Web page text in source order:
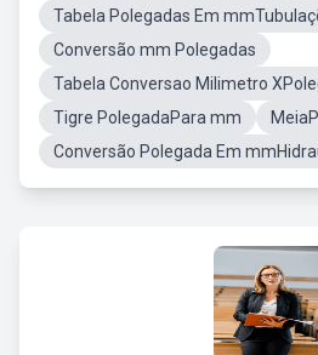
Tabela Polegadas Em
Conversão mm Polegadas
Tabela Conversao Milimetro
Tigre PolegadaPara mm
Conversão Polegada Em